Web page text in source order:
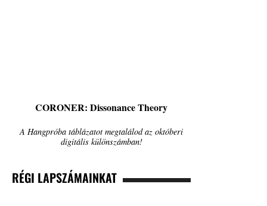
CORONER: Dissonance Theory
A Hangpróba táblázatot megtalálod az októberi
digitális különszámban!
RÉGI LAPSZÁMAINKAT